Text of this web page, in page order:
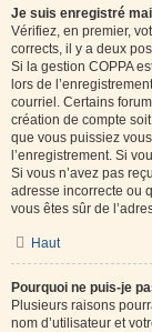
Je suis enregistré
Vérifiez, en premier,
corrects, il y a deux
Si la gestion COPPA
lors de
courriel. Certains
création de compte
que vous puissiez
l’enregistrement. Si
Si vous n’avez pas
adresse incorrecte ou
vous êtes sûr de
Haut
Pourquoi ne puis-je
Plusieurs raisons
nom d’utilisateur et